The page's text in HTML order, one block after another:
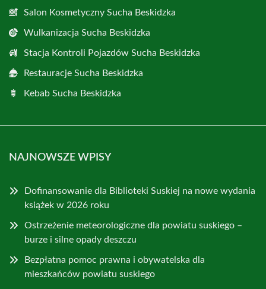
Salon Kosmetyczny Sucha Beskidzka
Wulkanizacja Sucha Beskidzka
Stacja Kontroli Pojazdów Sucha Beskidzka
Restauracje Sucha Beskidzka
Kebab Sucha Beskidzka
NAJNOWSZE WPISY
Dofinansowanie dla Biblioteki Suskiej na nowe wydania
książek w 2026 roku
Ostrzeżenie meteorologiczne dla powiatu suskiego –
burze i silne opady deszczu
Bezpłatna pomoc prawna i obywatelska dla
mieszkańców powiatu suskiego